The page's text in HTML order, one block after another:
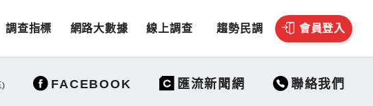
調查指標 網路大數據 線上調查 趨勢民調 會員登入
) FACEBOOK 匯流新聞網 聯絡我們